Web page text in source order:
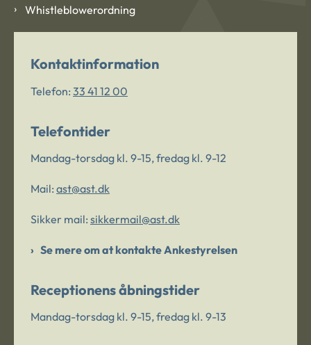
Whistleblowerordning
Kontaktinformation
Telefon: 33 41 12 00
Telefontider
Mandag-torsdag kl. 9-15, fredag kl. 9-12
Mail: ast@ast.dk
Sikker mail: sikkermail@ast.dk
Se mere om at kontakte Ankestyrelsen
Receptionens åbningstider
Mandag-torsdag kl. 9-15, fredag kl. 9-13